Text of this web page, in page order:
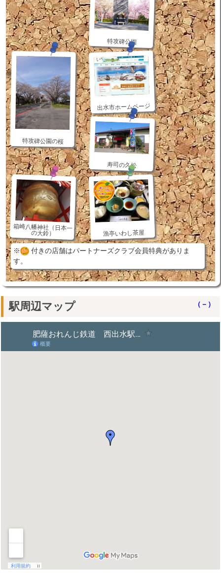
特攻碑公園
特攻碑公園の桜
出水市ホームページ
寿司の久松
箱崎八幡神社（日本一
の大鈴） 漁亭いわし茶屋
※
付きの店舗はパートナーズクラブ会員特典がありま
す。
駅周辺マップ （－）